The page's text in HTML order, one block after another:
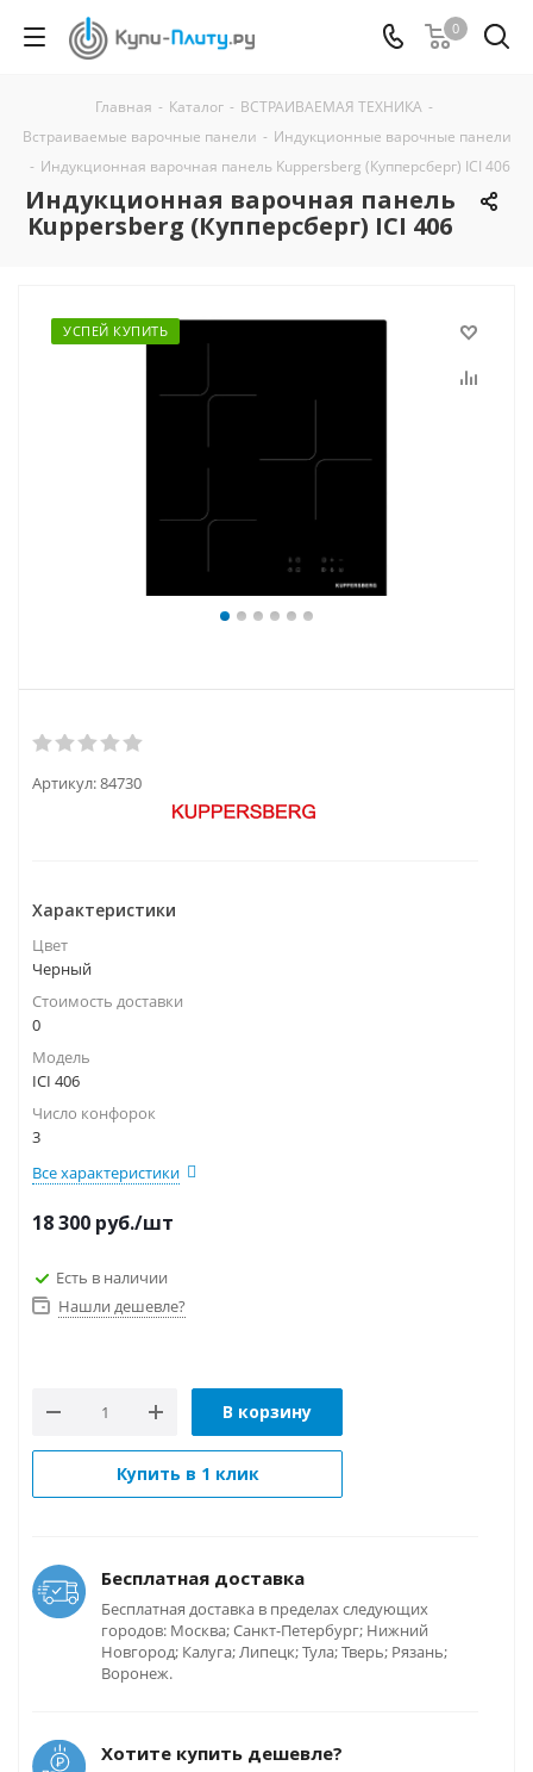
0
Главная - Каталог - ВСТРАИВАЕМАЯ ТЕХНИКА -
Встраиваемые варочные панели - Индукционные варочные панели
- Индукционная варочная панель Kuppersberg (Купперсберг) ICI 406
Индукционная варочная панель
Kuppersberg (Купперсберг) ICI 406
УСПЕЙ КУПИТЬ
Артикул:84730
Характеристики
Цвет
Черный
Стоимость доставки
0
Модель
ICI 406
Число конфорок
3
Все характеристики
18 300 руб./шт
Есть в наличии
Нашли дешевле?
В корзину
Купить в 1 клик
Бесплатная доставка
Бесплатная доставка в пределах следующих
городов: Москва; Санкт-Петербург; Нижний
Новгород; Калуга; Липецк; Тула; Тверь; Рязань;
Воронеж.
Хотите купить дешевле?